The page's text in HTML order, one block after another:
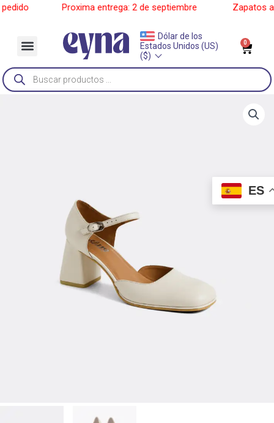
Ir
______ Proxima entrega: 2 de septiembre______ Zapatos a
Menu
Dólar de los
Estados Unidos (US)
($)
0
Búsqueda
de
productos
ES